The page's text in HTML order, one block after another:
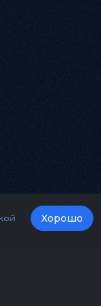
Хорошо